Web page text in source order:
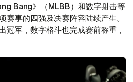
Bang》（MLBB）和数字射击等
赛事的四强及决赛阵容陆续产生。
冠军，数字格斗也完成赛前称重，